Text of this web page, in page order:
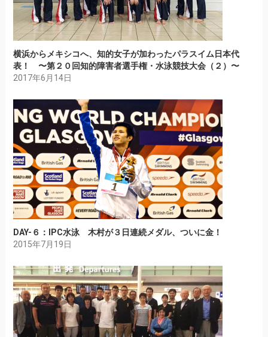
横浜からメキシコへ、知的女子が加わったパラスイム日本代
表！ 〜第２０回知的障害者選手権・水泳競技大会（２）〜
2017年6月14日
DAY-６：IPC水泳 木村が３日連続メダル、ついに金！
2015年7月19日